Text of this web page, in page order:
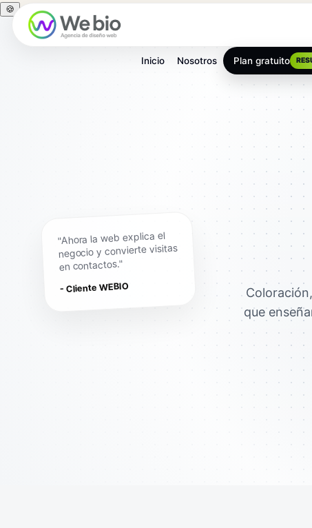
🍪
Inicio Nosotros Plan gratuito
"Ahora la web explica el
negocio y convierte visitas
en contactos."
- Cliente WEBIO
que